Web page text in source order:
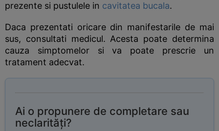
prezente si pustulele in cavitatea bucala.
Daca prezentati oricare din manifestarile de mai
sus, consultati medicul. Acesta poate determina
cauza simptomelor si va poate prescrie un
tratament adecvat.
Ai o propunere de completare sau
neclarități?